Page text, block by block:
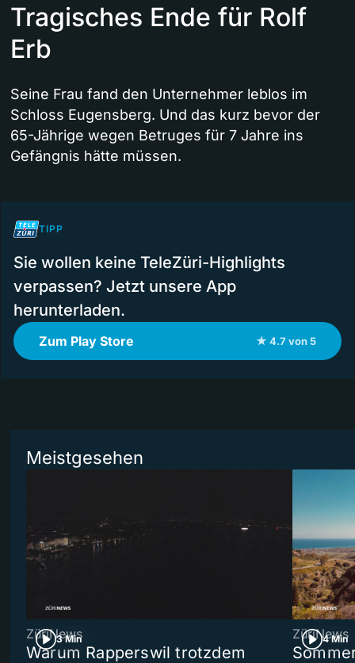
Tragisches Ende für Rolf
Erb
Seine Frau fand den Unternehmer leblos im
Schloss Eugensberg. Und das kurz bevor der
65-Jährige wegen Betruges für 7 Jahre ins
Gefängnis hätte müssen.
TIPP
Sie wollen keine TeleZüri-Highlights
verpassen? Jetzt unsere App
herunterladen.
Zum Play Store ★ 4.7 von 5
Meistgesehen
3 Min
ZüriNews
Warum Rapperswil trotzdem
4 Min
ZüriNews